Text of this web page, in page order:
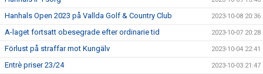
Hanhals Open 2023 på Vallda Golf & Country Club 2023-10-08 20:36
A-laget fortsatt obesegrade efter ordinarie tid 2023-10-07 20:28
Förlust på straffar mot Kungälv 2023-10-04 22:41
Entrè priser 23/24 2023-10-03 21:47